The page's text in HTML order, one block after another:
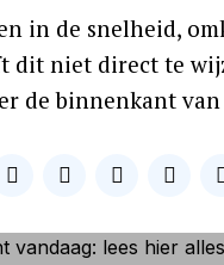
in de snelheid,
dit niet direct te
de binnenkant van